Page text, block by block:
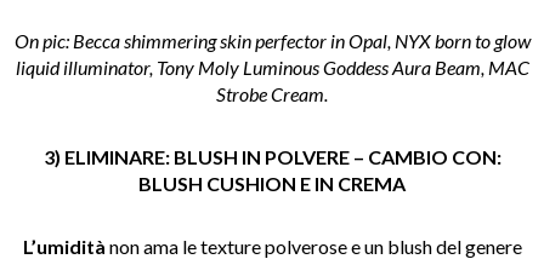
On pic: Becca shimmering skin perfector in Opal, NYX born to glow
liquid illuminator, Tony Moly Luminous Goddess Aura Beam, MAC
Strobe Cream.
3) ELIMINARE: BLUSH IN POLVERE – CAMBIO CON:
BLUSH CUSHION E IN CREMA
L’umidità non ama le texture polverose e un blush del genere